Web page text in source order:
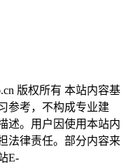
版权所有 本站内容基
参考，不构成专业建
述。用户因使用本站内
法律责任。部分内容来
E-